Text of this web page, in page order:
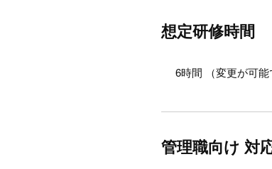
想定研修時間
6時間 （変更が可能
管理職向け 対